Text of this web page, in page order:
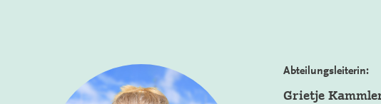
Abteilungsleiterin:
Grietje